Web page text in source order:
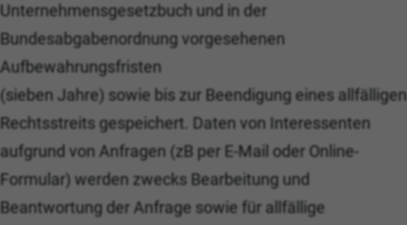
Unternehmensgesetzbuch und in der
Bundesabgabenordnung vorgesehenen
Aufbewahrungsfristen
(sieben Jahre) sowie bis zur Beendigung eines allfälligen
Rechtsstreits gespeichert. Daten von Interessenten
aufgrund von Anfragen (zB per E-Mail oder Online-
Formular) werden zwecks Bearbeitung und
Beantwortung der Anfrage sowie für allfällige